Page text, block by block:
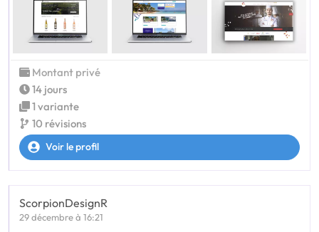
Montant privé
14 jours
1 variante
10 révisions
Voir le profil
ScorpionDesignR
29 décembre à 16:21